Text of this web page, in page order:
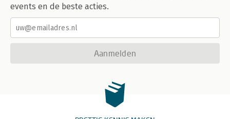
events en de beste acties.
Aanmelden